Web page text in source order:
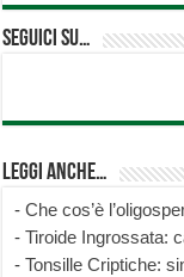
Seguici su…
Leggi anche…
-Che cos’è
-Tiroide Ingrossata:
-Tonsille Criptiche: